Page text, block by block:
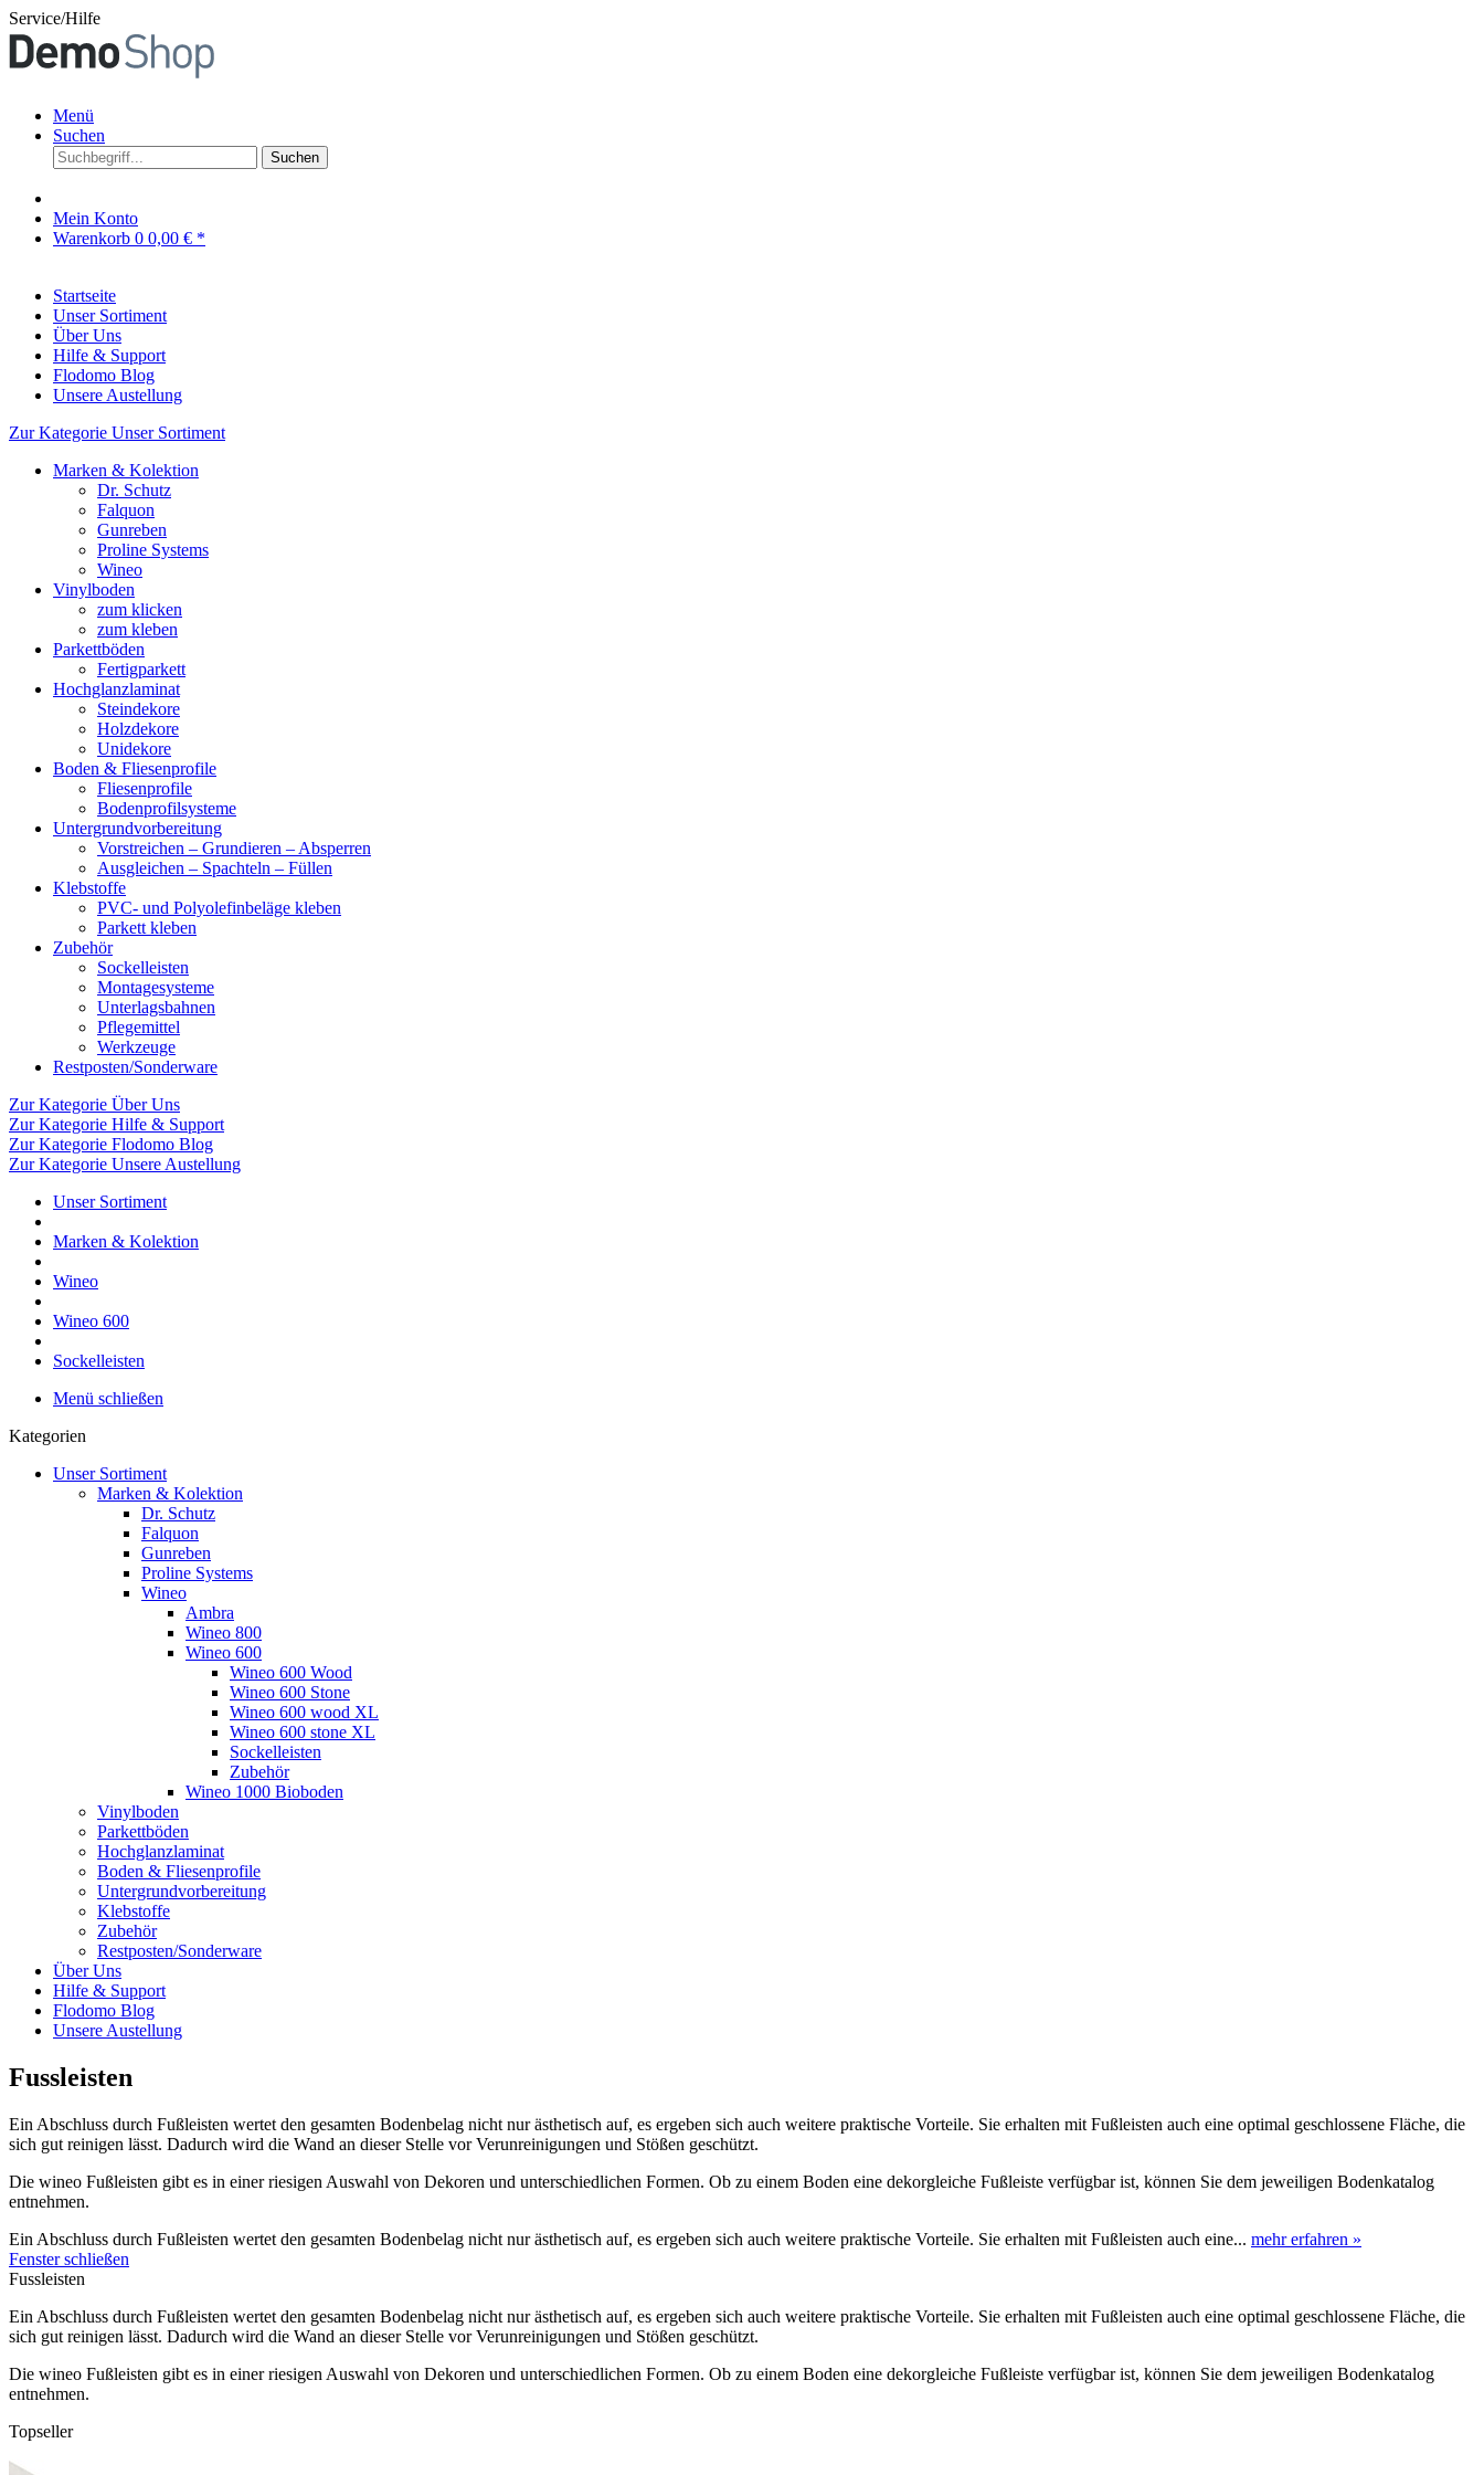
Service/Hilfe
Menü
Suchen
Suchen
Mein Konto
Warenkorb 0 0,00 € *
Startseite
Unser Sortiment
Über Uns
Hilfe & Support
Flodomo Blog
Unsere Austellung
Zur Kategorie Unser Sortiment
Marken & Kolektion
Dr. Schutz
Falquon
Gunreben
Proline Systems
Wineo
Vinylboden
zum klicken
zum kleben
Parkettböden
Fertigparkett
Hochglanzlaminat
Steindekore
Holzdekore
Unidekore
Boden & Fliesenprofile
Fliesenprofile
Bodenprofilsysteme
Untergrundvorbereitung
Vorstreichen – Grundieren – Absperren
Ausgleichen – Spachteln – Füllen
Klebstoffe
PVC- und Polyolefinbeläge kleben
Parkett kleben
Zubehör
Sockelleisten
Montagesysteme
Unterlagsbahnen
Pflegemittel
Werkzeuge
Restposten/Sonderware
Zur Kategorie Über Uns
Zur Kategorie Hilfe & Support
Zur Kategorie Flodomo Blog
Zur Kategorie Unsere Austellung
Unser Sortiment
Marken & Kolektion
Wineo
Wineo 600
Sockelleisten
Menü schließen
Kategorien
Unser Sortiment
Marken & Kolektion
Dr. Schutz
Falquon
Gunreben
Proline Systems
Wineo
Ambra
Wineo 800
Wineo 600
Wineo 600 Wood
Wineo 600 Stone
Wineo 600 wood XL
Wineo 600 stone XL
Sockelleisten
Zubehör
Wineo 1000 Bioboden
Vinylboden
Parkettböden
Hochglanzlaminat
Boden & Fliesenprofile
Untergrundvorbereitung
Klebstoffe
Zubehör
Restposten/Sonderware
Über Uns
Hilfe & Support
Flodomo Blog
Unsere Austellung
Fussleisten
Ein Abschluss durch Fußleisten wertet den gesamten Bodenbelag nicht nur ästhetisch auf, es ergeben sich auch weitere praktische Vorteile. Sie erhalten mit Fußleisten auch eine optimal geschlossene Fläche, die
sich gut reinigen lässt. Dadurch wird die Wand an dieser Stelle vor Verunreinigungen und Stößen geschützt.
Die wineo Fußleisten gibt es in einer riesigen Auswahl von Dekoren und unterschiedlichen Formen. Ob zu einem Boden eine dekorgleiche Fußleiste verfügbar ist, können Sie dem jeweiligen Bodenkatalog
entnehmen.
Ein Abschluss durch Fußleisten wertet den gesamten Bodenbelag nicht nur ästhetisch auf, es ergeben sich auch weitere praktische Vorteile. Sie erhalten mit Fußleisten auch eine... mehr erfahren »
Fenster schließen
Fussleisten
Ein Abschluss durch Fußleisten wertet den gesamten Bodenbelag nicht nur ästhetisch auf, es ergeben sich auch weitere praktische Vorteile. Sie erhalten mit Fußleisten auch eine optimal geschlossene Fläche, die
sich gut reinigen lässt. Dadurch wird die Wand an dieser Stelle vor Verunreinigungen und Stößen geschützt.
Die wineo Fußleisten gibt es in einer riesigen Auswahl von Dekoren und unterschiedlichen Formen. Ob zu einem Boden eine dekorgleiche Fußleiste verfügbar ist, können Sie dem jeweiligen Bodenkatalog
entnehmen.
Topseller